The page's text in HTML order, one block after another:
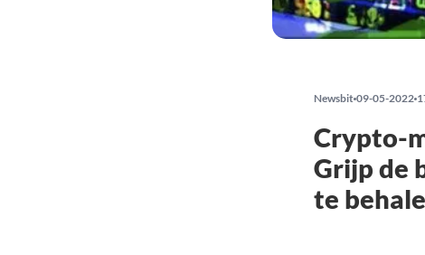
Newsbit 09-05-2022
Crypto-
Grijp de
te